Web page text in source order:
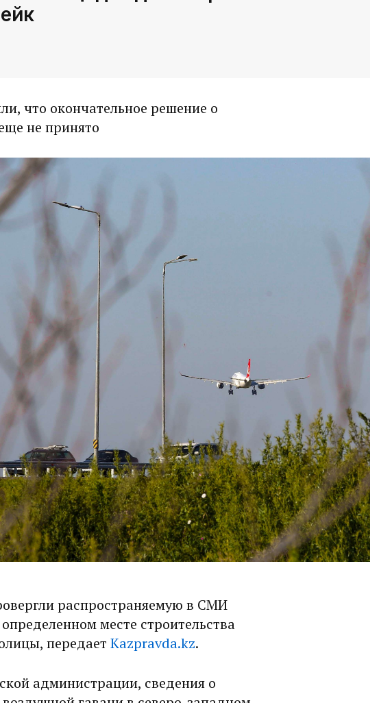
что окончательное решение о
не принято
распространяемую в СМИ
месте строительства
передает Kazpravda.kz.
администрации, сведения о